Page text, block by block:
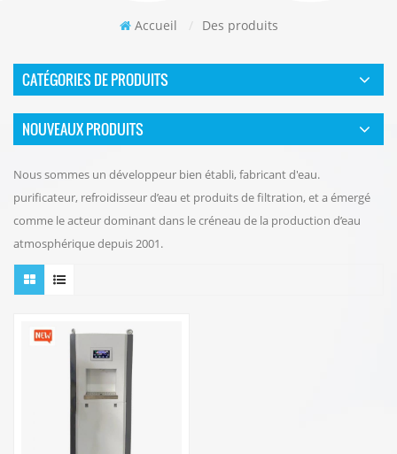
Accueil / Des produits
CATÉGORIES DE PRODUITS
NOUVEAUX PRODUITS
Nous sommes un développeur bien établi, fabricant d'eau.
purificateur, refroidisseur d’eau et produits de filtration, et a émergé
comme le acteur dominant dans le créneau de la production d’eau
atmosphérique depuis 2001.